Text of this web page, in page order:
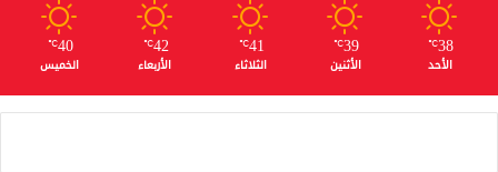
38
℃
الأحد
39
℃
الأثنين
41
℃
الثلاثاء
42
℃
الأربعاء
40
℃
الخميس